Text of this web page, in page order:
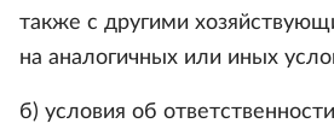
также с другими
на аналогичных или иных
б) условия об